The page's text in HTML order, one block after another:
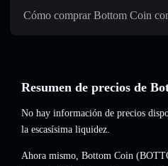
Cómo comprar Bottom Coin
Resumen de precios de
No hay información de precios
la escasísima liquidez.
Ahora mismo, Bottom Coin